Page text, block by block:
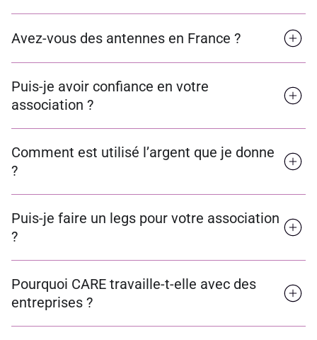
Avez-vous des antennes en France ?
Puis-je avoir confiance en votre
association ?
Comment est utilisé l’argent que je donne
?
Puis-je faire un legs pour votre association
?
Pourquoi CARE travaille-t-elle avec des
entreprises ?